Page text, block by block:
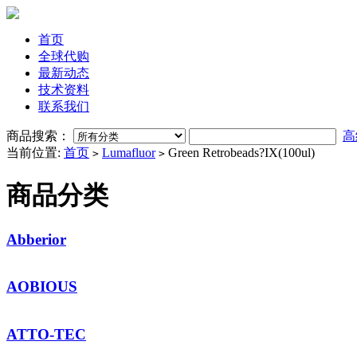
首页
全球代购
最新动态
技术资料
联系我们
商品搜索：
当前位置: 首页 > Lumafluor > Green Retrobeads?IX(100ul)
商品分类
Abberior
AOBIOUS
ATTO-TEC